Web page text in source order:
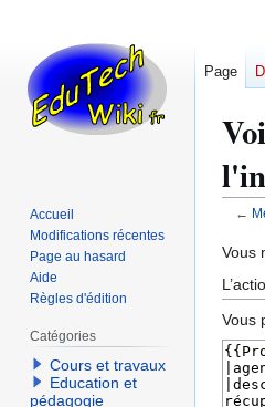
←
Aller
à
la
Aller
à
la
Vous
Vous
Page
Accueil
Modifications récentes
Page au hasard
Aide
Règles d'édition
Catégories
Cours et travaux
Education et
pédagogie